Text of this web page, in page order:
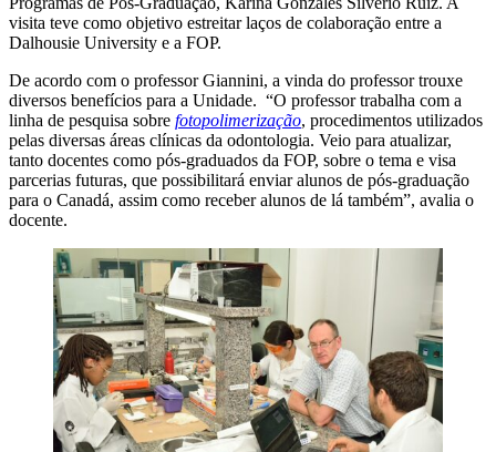
visita teve como objetivo estreitar laços de colaboração entre a
Dalhousie University e a FOP.
De acordo com o professor Giannini, a vinda do professor trouxe
diversos benefícios para a Unidade. “O professor trabalha com a
linha de pesquisa sobre fotopolimerização, procedimentos utilizados
pelas diversas áreas clínicas da odontologia. Veio para atualizar,
tanto docentes como pós-graduados da FOP, sobre o tema e visa
parcerias futuras, que possibilitará enviar alunos de pós-graduação
para o Canadá, assim como receber alunos de lá também”, avalia o
docente.